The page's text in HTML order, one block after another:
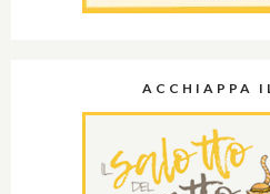
ACCHIAPPA